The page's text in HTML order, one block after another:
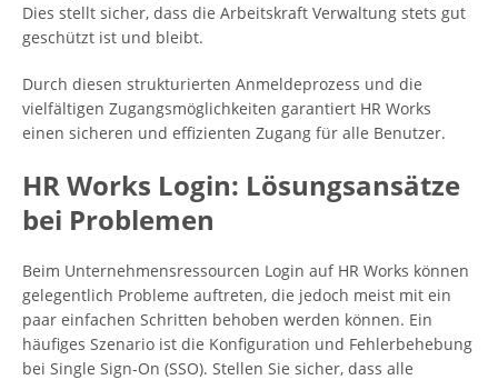
Dies stellt sicher, dass die Arbeitskraft Verwaltung stets gut
geschützt ist und bleibt.
Durch diesen strukturierten Anmeldeprozess und die
vielfältigen Zugangsmöglichkeiten garantiert HR Works
einen sicheren und effizienten Zugang für alle Benutzer.
HR Works Login: Lösungsansätze
bei Problemen
Beim Unternehmensressourcen Login auf HR Works können
gelegentlich Probleme auftreten, die jedoch meist mit ein
paar einfachen Schritten behoben werden können. Ein
häufiges Szenario ist die Konfiguration und Fehlerbehebung
bei Single Sign-On (SSO). Stellen Sie sicher, dass alle